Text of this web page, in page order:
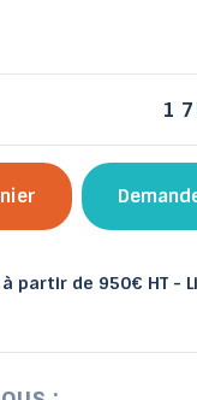
1
à partir de 950€ HT -